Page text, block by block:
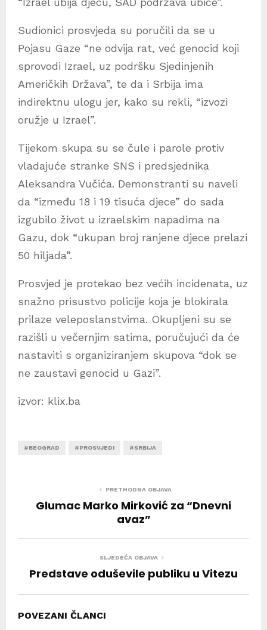
Sudionici prosvjeda su poručili da se u
Pojasu Gaze “ne odvija rat, već genocid koji
sprovodi Izrael, uz podršku Sjedinjenih
Američkih Država”, te da i Srbija ima
indirektnu ulogu jer, kako su rekli, “izvozi
oružje u Izrael”.
Tijekom skupa su se čule i parole protiv
vladajuće stranke SNS i predsjednika
Aleksandra Vučića. Demonstranti su naveli
da “između 18 i 19 tisuća djece” do sada
izgubilo život u izraelskim napadima na
Gazu, dok “ukupan broj ranjene djece prelazi
50 hiljada”.
Prosvjed je protekao bez većih incidenata, uz
snažno prisustvo policije koja je blokirala
prilaze veleposlanstvima. Okupljeni su se
razišli u večernjim satima, poručujući da će
nastaviti s organiziranjem skupova “dok se
ne zaustavi genocid u Gazi”.
izvor: klix.ba
#BEOGRAD #PROSVJEDI #SRBIJA
PRETHODNA OBJAVA
Glumac Marko Mirković za “Dnevni
avaz”
SLJEDEĆA OBJAVA
Predstave oduševile publiku u Vitezu
POVEZANI ČLANCI